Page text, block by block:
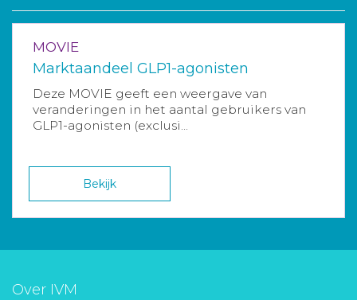
MOVIE
Marktaandeel GLP1-agonisten
Deze MOVIE geeft een weergave van
veranderingen in het aantal gebruikers van
GLP1-agonisten (exclusi...
Bekijk
Over IVM